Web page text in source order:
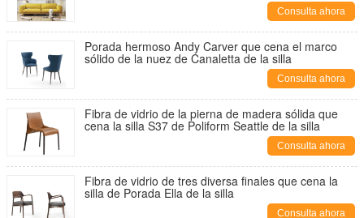
Consulta ahora
Porada hermoso Andy Carver que cena el marco
sólido de la nuez de Canaletta de la silla
Consulta ahora
Fibra de vidrio de la pierna de madera sólida que
cena la silla S37 de Poliform Seattle de la silla
Consulta ahora
Fibra de vidrio de tres diversa finales que cena la
silla de Porada Ella de la silla
Consulta ahora